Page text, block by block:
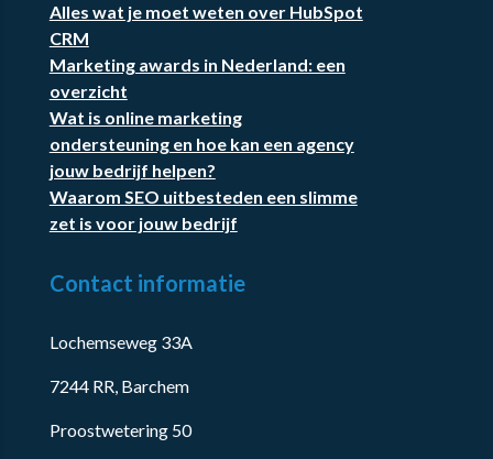
Alles wat je moet weten over HubSpot
CRM
Marketing awards in Nederland: een
overzicht
Wat is online marketing
ondersteuning en hoe kan een agency
jouw bedrijf helpen?
Waarom SEO uitbesteden een slimme
zet is voor jouw bedrijf
Contact informatie
Lochemseweg 33A
7244 RR, Barchem
Proostwetering 50